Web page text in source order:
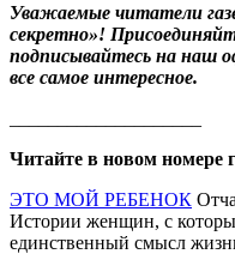
Уважаемые читатели
секретно»!
подписывайтесь на наш
все самое интересное.
Читайте в новом номере
ЭТО МОЙ РЕБЕНОК
Истории женщин, с
единственный смысл